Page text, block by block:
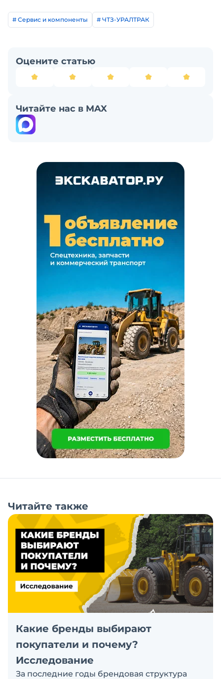
# Сервис и компоненты # ЧТЗ-УРАЛТРАК
Оцените статью
Читайте нас в MAX
Читайте также
Какие бренды выбирают
покупатели и почему?
Исследование
За последние годы брендовая структура